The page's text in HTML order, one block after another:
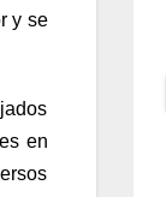
y se
en